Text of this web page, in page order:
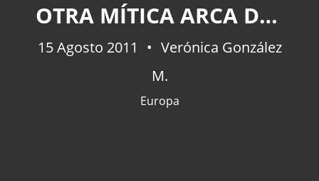
OTRA MÍTICA ARCA DE NOÉ A ESCALA 1:2 ESTÁ ENCALLADA EN ALEMANIA
15 Agosto 2011
Verónica González
M.
Europa